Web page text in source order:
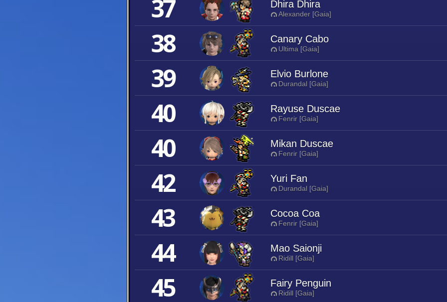
37 Dhira Dhira
Alexander [Gaia]
38 Canary Cabo
Ultima [Gaia]
39 Elvio Burlone
Durandal [Gaia]
40 Rayuse Duscae
Fenrir [Gaia]
40 Mikan Duscae
Fenrir [Gaia]
42 Yuri Fan
Durandal [Gaia]
43 Cocoa Coa
Fenrir [Gaia]
44 Mao Saionji
Ridill [Gaia]
45 Fairy Penguin
Ridill [Gaia]